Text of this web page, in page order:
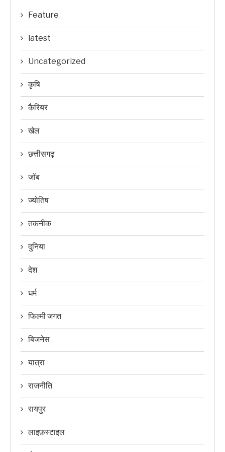
Feature
latest
Uncategorized
कृषि
कैरियर
खेल
छत्तीसगढ़
जॉब
ज्योतिष
तकनीक
दुनिया
देश
धर्म
फिल्मी जगत
बिजनेस
यात्रा
राजनीति
रायपुर
लाइफ़स्टाइल